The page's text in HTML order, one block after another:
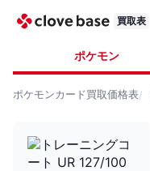
買取表
ポケモン
ポケモンカード買取価格表